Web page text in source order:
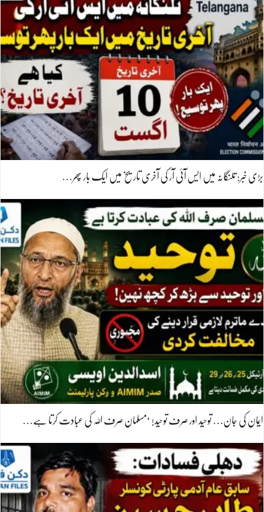
بڑی خبر: تلنگانہ میں ایس آئی آر کی آخری تاریخ میں ایک بار پھر…
ایمان کی جان… توحید اور صرف توحید! ‘مسلمان صرف اللہ کی عبادت کرتا ہے…